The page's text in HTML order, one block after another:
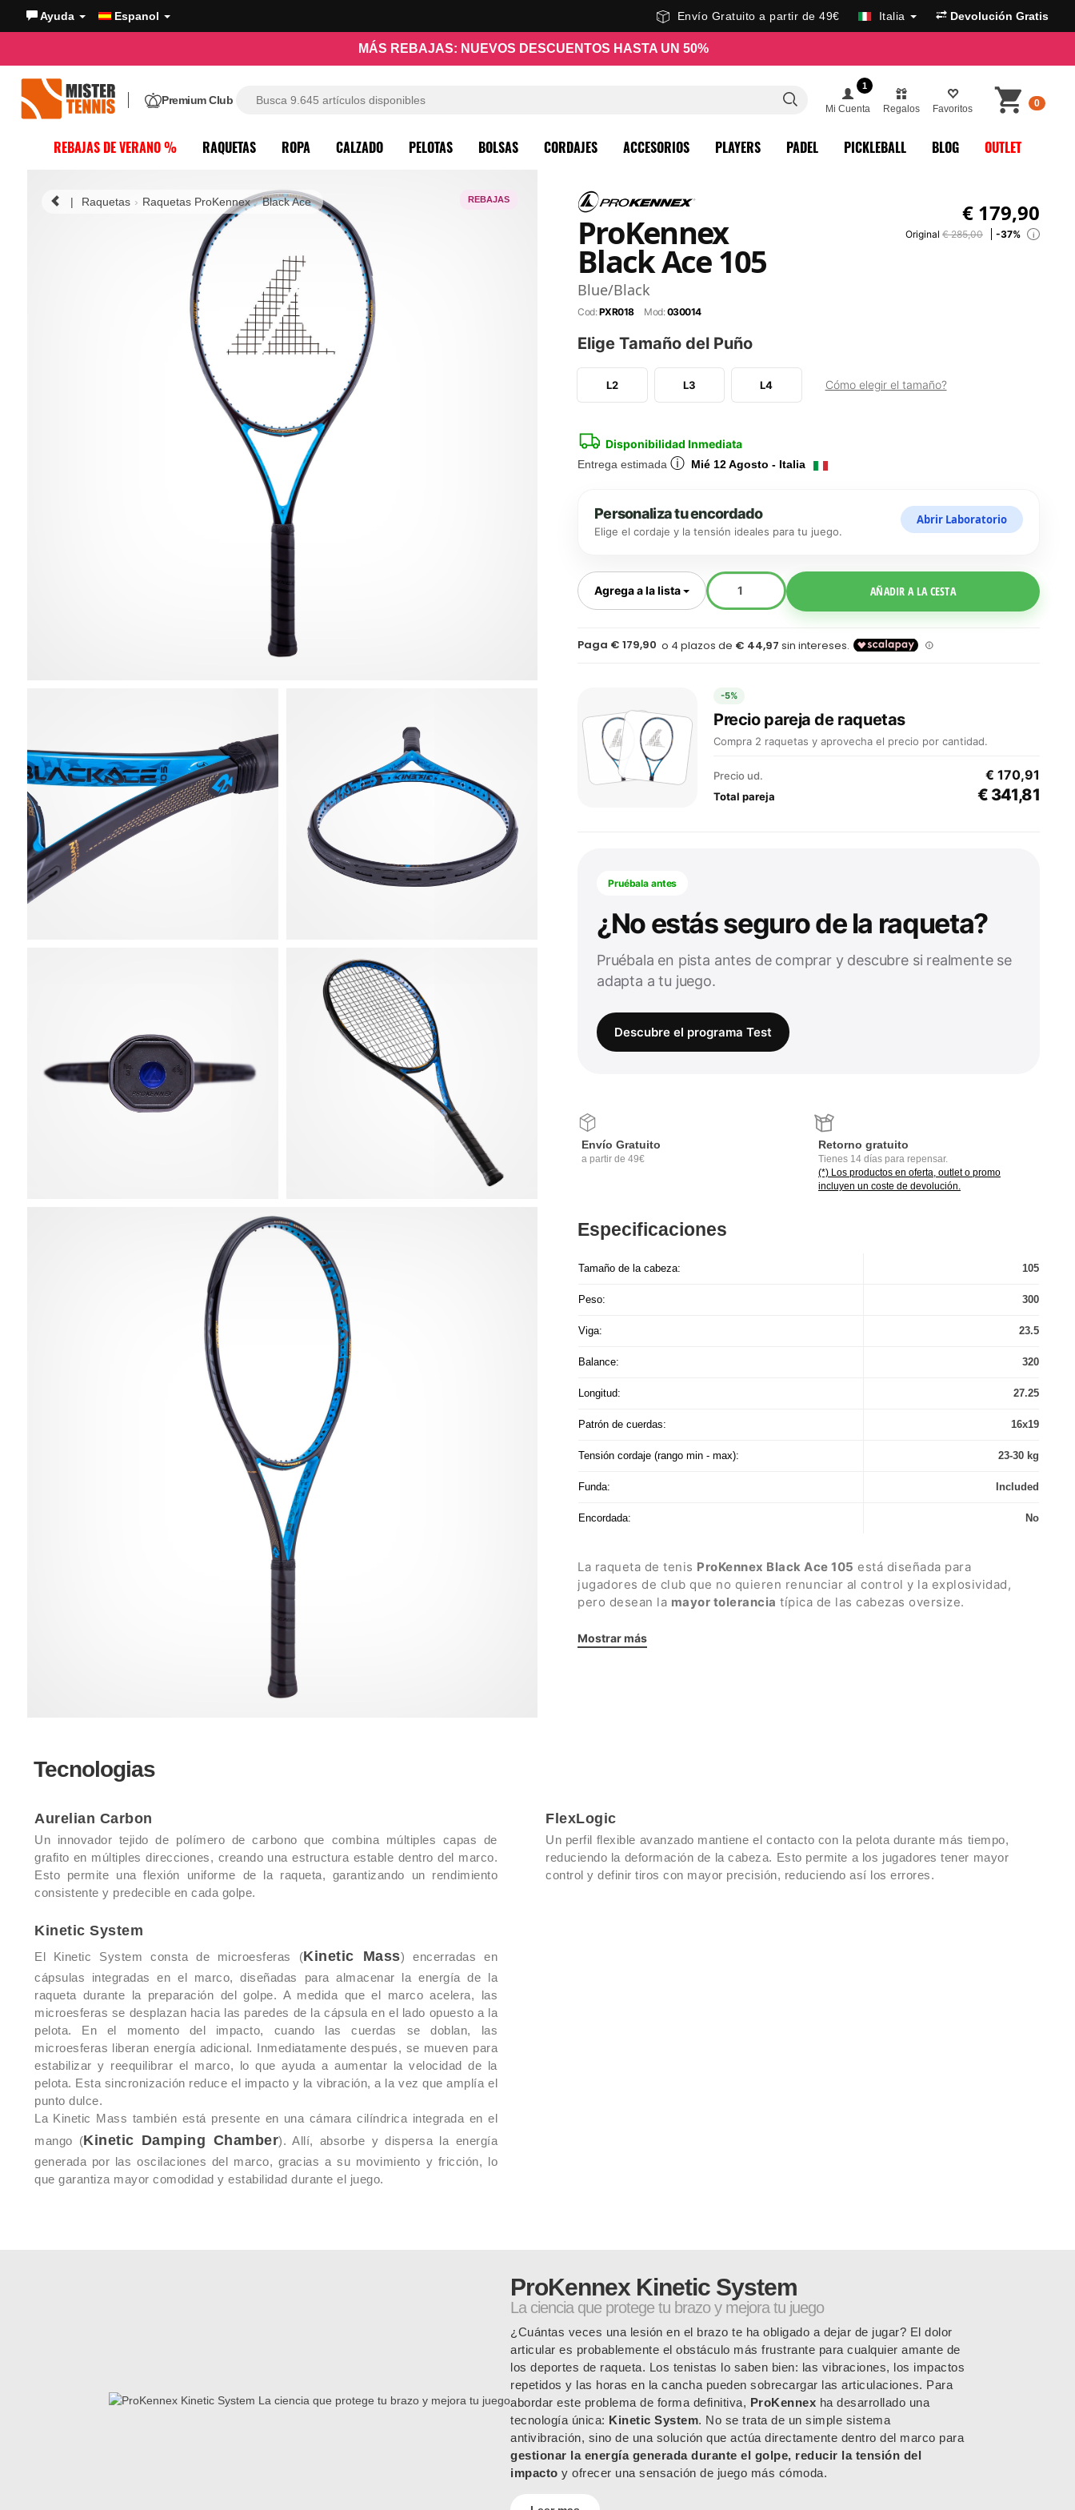
Ayuda Espanol Envío Gratuito a partir de 49€ Italia Devolución Gratis
MÁS REBAJAS: NUEVOS DESCUENTOS HASTA UN 50%
Premium Club
1
Mi Cuenta Regalos Favoritos 0
REBAJAS DE VERANO % RAQUETAS ROPA CALZADO PELOTAS BOLSAS CORDAJES ACCESORIOS PLAYERS PADEL PICKLEBALL BLOG OUTLET
ProKennex
Black Ace 105
Blue/Black
Cod:PXR018Mod:030014
€ 179,90
Original € 285,00 -37% i
Elige Tamaño del Puño
L2 L3 L4 Cómo elegir el tamaño?
Disponibilidad Inmediata
Entrega estimada ⓘ Mié 12 Agosto - Italia
Personaliza tu encordado
Elige el cordaje y la tensión ideales para tu juego.
Abrir Laboratorio
Agrega a la lista Toggle Dropdown AÑADIR A LA CESTA
Paga € 179,90
-5%
Precio pareja de raquetas
Compra 2 raquetas y aprovecha el precio por cantidad.
Precio ud. € 170,91
Total pareja € 341,81
Pruébala antes
¿No estás seguro de la raqueta?
Pruébala en pista antes de comprar y descubre si realmente se
adapta a tu juego.
Descubre el programa Test
Envío Gratuito
a partir de 49€
Retorno gratuito
Tienes 14 días para repensar.
(*) Los productos en oferta, outlet o promo
incluyen un coste de devolución.
Especificaciones
Tamaño de la cabeza: 105
Peso: 300
Viga: 23.5
Balance: 320
Longitud: 27.25
Patrón de cuerdas: 16x19
Tensión cordaje (rango min - max): 23-30 kg
Funda: Included
Encordada: No
La raqueta de tenis ProKennex Black Ace 105 está diseñada para
jugadores de club que no quieren renunciar al control y la explosividad,
pero desean la mayor tolerancia típica de las cabezas oversize.
Lacabeza de 105 pulgadas
lleguen a la mano, garantizando una mayor comodidad. El conjunto se
complementa con gráficos audaces que evocan el encanto de los marcos
clásicos, pero reinterpretados con un toque moderno, expresando
carácter y un espíritu decididamente agresivo.
Mostrar más
REBAJAS
| Raquetas Raquetas ProKennex Black Ace
Tecnologias
Aurelian Carbon
Un innovador tejido de polímero de carbono que combina múltiples capas de
grafito en múltiples direcciones, creando una estructura estable dentro del marco.
Esto permite una flexión uniforme de la raqueta, garantizando un rendimiento
consistente y predecible en cada golpe.
FlexLogic
Un perfil flexible avanzado mantiene el contacto con la pelota durante más tiempo,
reduciendo la deformación de la cabeza. Esto permite a los jugadores tener mayor
control y definir tiros con mayor precisión, reduciendo así los errores.
Kinetic System
El Kinetic System consta de microesferas (Kinetic Mass) encerradas en
cápsulas integradas en el marco, diseñadas para almacenar la energía de la
raqueta durante la preparación del golpe. A medida que el marco acelera, las
microesferas se desplazan hacia las paredes de la cápsula en el lado opuesto a la
pelota. En el momento del impacto, cuando las cuerdas se doblan, las
microesferas liberan energía adicional. Inmediatamente después, se mueven para
estabilizar y reequilibrar el marco, lo que ayuda a aumentar la velocidad de la
pelota. Esta sincronización reduce el impacto y la vibración, a la vez que amplía el
punto dulce.
La Kinetic Mass también está presente en una cámara cilíndrica integrada en el
mango (Kinetic Damping Chamber). Allí, absorbe y dispersa la energía
generada por las oscilaciones del marco, gracias a su movimiento y fricción, lo
que garantiza mayor comodidad y estabilidad durante el juego.
ProKennex Kinetic System
La ciencia que protege tu brazo y mejora tu juego
¿Cuántas veces una lesión en el brazo te ha obligado a dejar de jugar? El dolor
articular es probablemente el obstáculo más frustrante para cualquier amante de
los deportes de raqueta. Los tenistas lo saben bien: las vibraciones, los impactos
repetidos y las horas en la cancha pueden sobrecargar las articulaciones. Para
abordar este problema de forma definitiva, ProKennex ha desarrollado una
tecnología única: Kinetic System. No se trata de un simple sistema
antivibración, sino de una solución que actúa directamente dentro del marco para
gestionar la energía generada durante el golpe, reducir la tensión del
impacto y ofrecer una sensación de juego más cómoda.